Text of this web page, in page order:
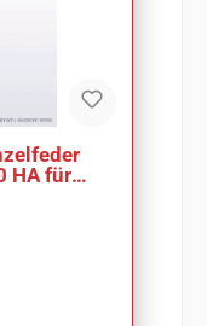
HA für